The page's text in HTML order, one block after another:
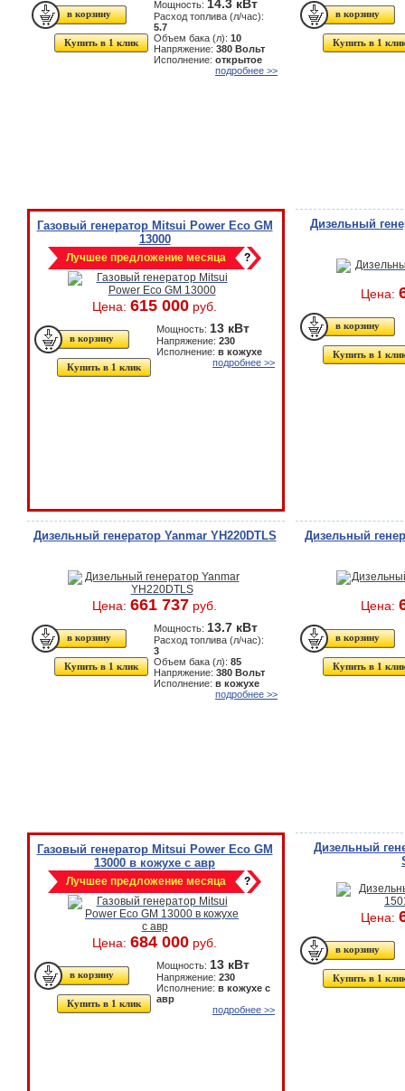
Купить в 1 клик
Мощность: 14.3 кВт
Расход топлива (л/час):
5.7
Объем бака (л): 10
Напряжение: 380 Вольт
Исполнение: открытое
подробнее >>
Купить в 1
Газовый генератор Mitsui Power Eco GM
13000
Лучшее предложение месяца ?
Цена: 615 000 руб.
Купить в 1 клик
Мощность: 13 кВт
Напряжение: 230
Исполнение: в кожухе
подробнее >>
Дизельный
Цена:
Купить в 1
Дизельный генератор Yanmar YH220DTLS
Цена: 661 737 руб.
Купить в 1 клик
Мощность: 13.7 кВт
Расход топлива (л/час):
3
Объем бака (л): 85
Напряжение: 380 Вольт
Исполнение: в кожухе
подробнее >>
Дизельный
Цена:
Купить в 1
Газовый генератор Mitsui Power Eco GM
13000 в кожухе с авр
Лучшее предложение месяца ?
Цена: 684 000 руб.
Купить в 1 клик
Мощность: 13 кВт
Напряжение: 230
Исполнение: в кожухе с
авр
подробнее >>
Дизельный
Цена:
Купить в 1